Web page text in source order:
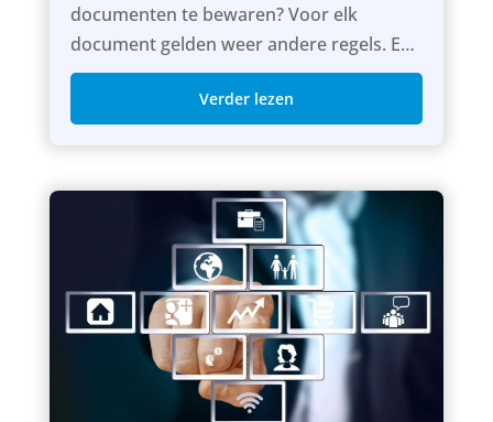
documenten te bewaren? Voor elk
document gelden weer andere regels. Een
DMS helpt je het overzicht te behouden.
Verder lezen